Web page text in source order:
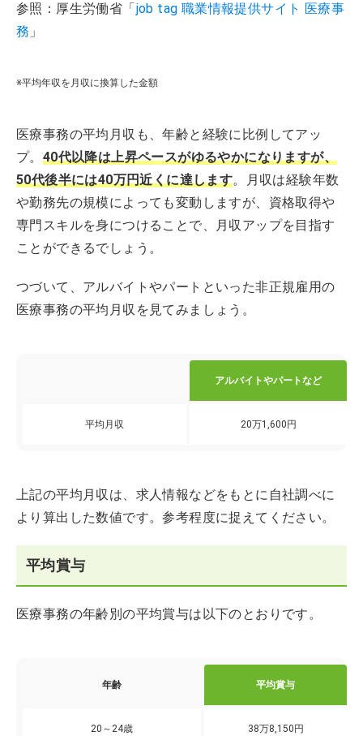
参照：厚生労働省「job tag 職業情報提供サイト 医療事
務 」
※平均年収を月収に換算した金額
医療事務の平均月収も、年齢と経験に比例してアッ
プ。 40代以降は上昇ペースがゆるやかになりますが、
50代後半には40万円近くに達します。月収は経験年数
や勤務先の規模によっても変動しますが、資格取得や
専門スキルを身につけることで、月収アップを目指す
ことができるでしょう。
つづいて、アルバイトやパートといった非正規雇用の
医療事務の平均月収を見てみましょう。
アルバイトやパートなど
平均月収 20万1,600円
上記の平均月収は、求人情報などをもとに自社調べに
より算出した数値です。参考程度に捉えてください。
平均賞与
医療事務の年齢別の平均賞与は以下のとおりです。
年齢 平均賞与
20～24歳 38万8,150円